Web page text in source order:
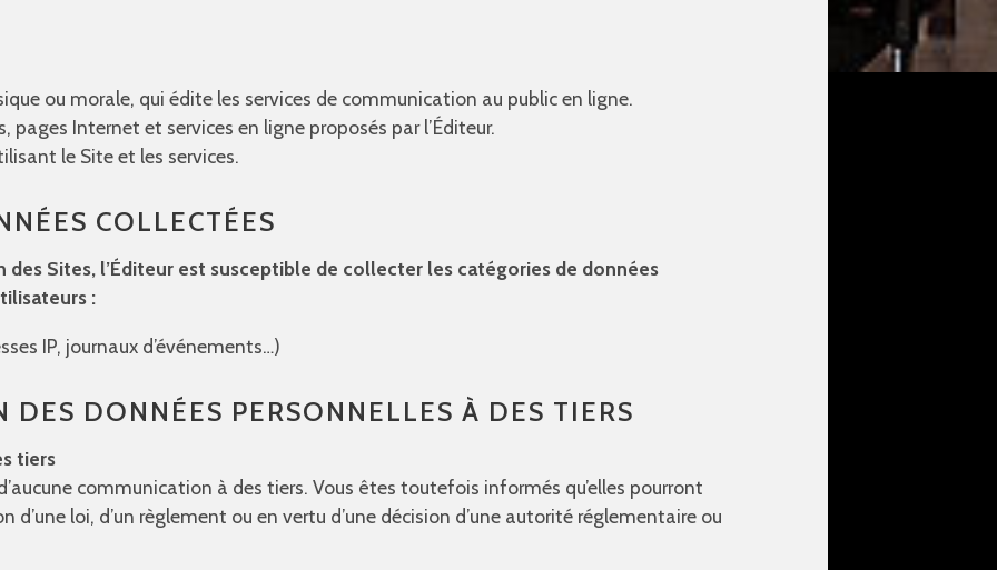
ou morale, qui édite les services de communication au public en ligne.
pages Internet et services en ligne proposés par l’Éditeur.
le Site et les services.
COLLECTÉES
des Sites, l’Éditeur est susceptible de collecter les catégories de données
:
IP, journaux d’événements…)
DONNÉES PERSONNELLES À DES TIERS
tiers
communication à des tiers. Vous êtes toutefois informés qu’elles pourront
d’une loi, d’un règlement ou en vertu d’une décision d’une autorité réglementaire ou